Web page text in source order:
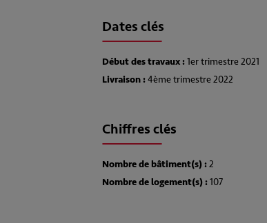
Dates clés
Début des travaux :1er trimestre 2021
Livraison :4ème trimestre 2022
Chiffres clés
Nombre de bâtiment(s) :2
Nombre de logement(s) :107